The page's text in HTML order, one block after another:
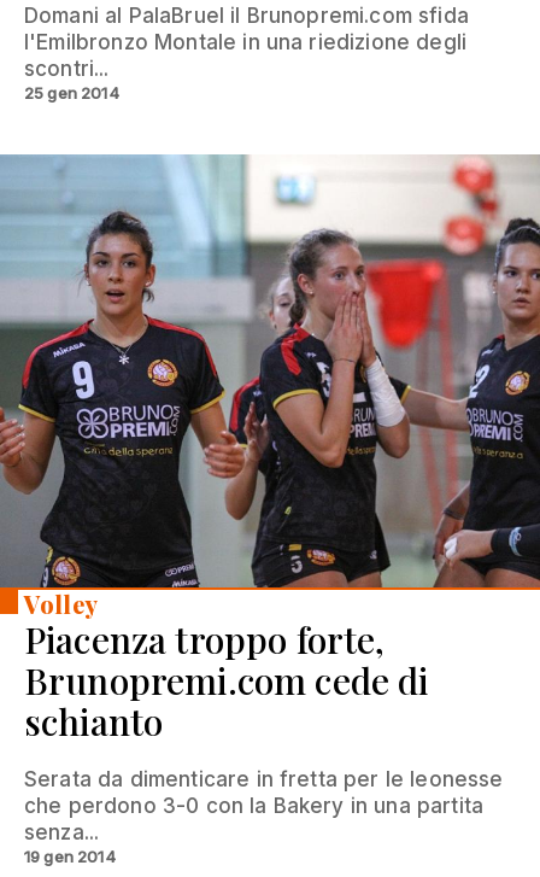
Domani al PalaBruel il Brunopremi.com sfida
l'Emilbronzo Montale in una riedizione degli
scontri...
25 gen 2014
Volley
Piacenza troppo forte,
Brunopremi.com cede di
schianto
Serata da dimenticare in fretta per le leonesse
che perdono 3-0 con la Bakery in una partita
senza...
19 gen 2014